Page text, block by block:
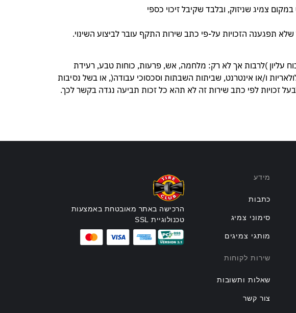
עליון )לרבות אך לא רק: מלחמה, אש, פרעות, כוחות טבע, רעידת
ו/או אינטרנט, שביתות השבתות וסכסוכי עבודה(, או בשל נסיבות
זכויות לפי כתב שירות זה לא תהא כל זכות תביעה נגדה בקשר לכך.
מידע
כתבות
סימוני צמיג
מותגי צמיגים
שירות לקוחות
שאלות ותשובות
צור קשר
הרכישה באתר מאובטחת באמצעות
טכנולוגיית SSL